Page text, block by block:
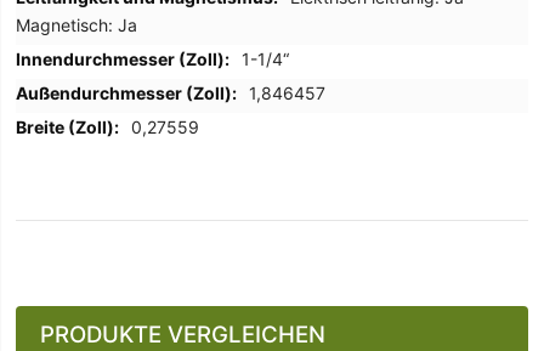
Magnetisch: Ja
1-1/4“
1,846457
0,27559
PRODUKTE VERGLEICHEN